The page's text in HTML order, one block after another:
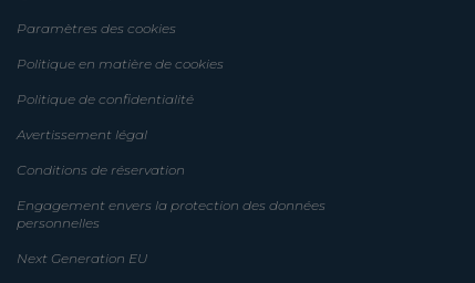
Paramètres des cookies
Politique en matière de cookies
Politique de confidentialité
Avertissement légal
Conditions de réservation
Engagement envers la protection des données
personnelles
Next Generation EU